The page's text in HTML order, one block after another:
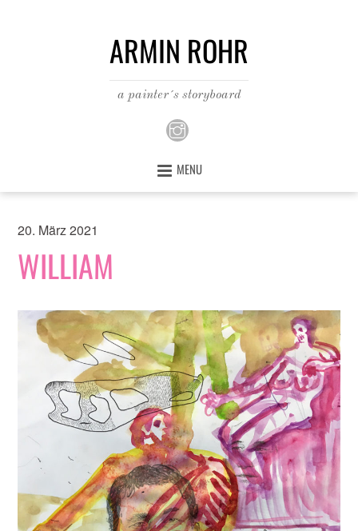
ARMIN ROHR
a painter´s storyboard
MENU
20. März 2021
WILLIAM